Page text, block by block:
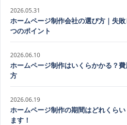
2026.05.31
ホームページ制作会社の選び方｜失
つのポイント
2026.06.10
ホームページ制作はいくらかかる？
方
2026.06.19
ホームページ制作の期間はどれくら
ます！